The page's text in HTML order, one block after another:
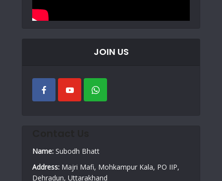
JOIN US
Name: Subodh Bhatt
Address: Majri Mafi, Mohkampur Kala, PO IIP,
Dehradun, Uttarakhand